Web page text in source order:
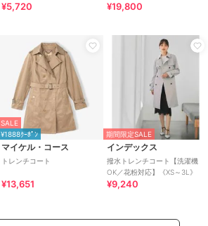
¥5,720 ¥19,800
SALE
¥1888ｸｰﾎﾟﾝ
マイケル・コース
トレンチコート
¥13,651
期間限定SALE
インデックス
撥水トレンチコート【洗濯機
OK／花粉対応】《XS～3L》
¥9,240